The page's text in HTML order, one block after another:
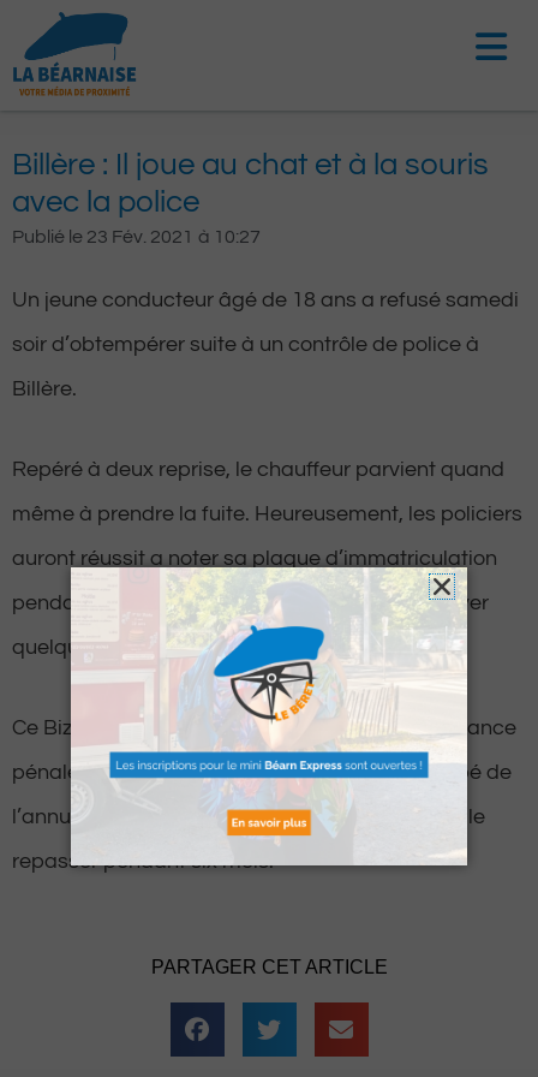
contenu
Billère : Il joue au chat et à la souris
avec la police
Publié le 23 Fév. 2021 à 10:27
Un jeune conducteur âgé de 18 ans a refusé samedi
soir d’obtempérer suite à un contrôle de police à
Billère.
Repéré à deux reprise, le chauffeur parvient quand
même à prendre la fuite. Heureusement, les policiers
auront réussit a noter sa plaque d’immatriculation
pendant une tentative et finissent par le retrouver
quelques minutes plus tard à son domicile.
Ce Bizanosien a été convoqué pour une ordonnance
pénale en mai prochain. En attendant, il a écopé de
l’annulation de son permis avec interdiction de le
repasser pendant six mois.
PARTAGER CET ARTICLE